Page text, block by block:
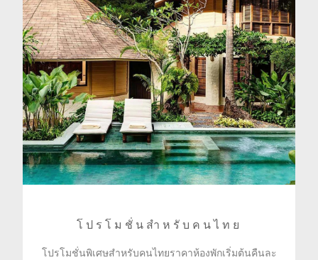
โปรโมชั่นสำหรับคนไทย
โปรโมชั่นพิเศษสำหรับคนไทยราคาห้องพักเริ่มต้นคืนละ